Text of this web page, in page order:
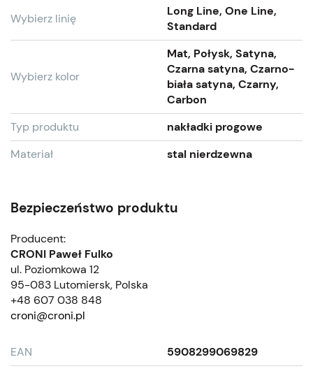
Wybierz linię
Long Line, One Line,
Standard
Wybierz kolor
Mat, Połysk, Satyna,
Czarna satyna, Czarno-
biała satyna, Czarny,
Carbon
Typ produktu
nakładki progowe
Materiał
stal nierdzewna
Bezpieczeństwo produktu
Producent:
CRONI Paweł Fulko
ul. Poziomkowa 12
95-083 Lutomiersk, Polska
+48 607 038 848
croni@croni.pl
EAN 5908299069829